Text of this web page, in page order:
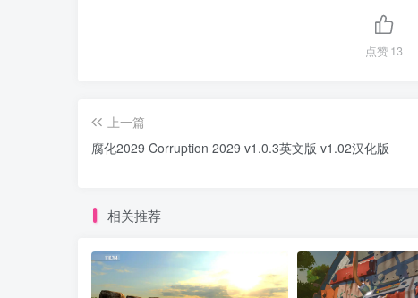
点赞13
上一篇
腐化2029 Corruption 2029 v1.0.3英文版 v1.02汉化版
相关推荐